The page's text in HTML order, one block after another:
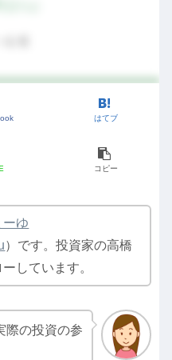
はてブ
コピー
ーゆ
）です。投資家の高橋
しています。
際の投資の参